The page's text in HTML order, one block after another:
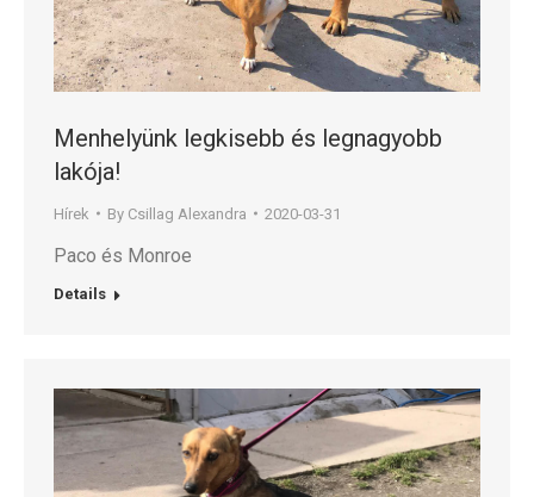
Menhelyünk legkisebb és legnagyobb
lakója!
Hírek By Csillag Alexandra 2020-03-31
Paco és Monroe
Details